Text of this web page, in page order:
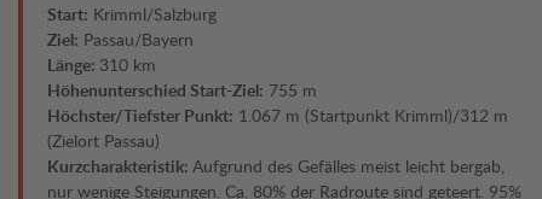
Start: Krimml/Salzburg
Ziel: Passau/Bayern
Länge: 310 km
Höhenunterschied Start-Ziel: 755 m
Höchster/Tiefster Punkt: 1.067 m (Startpunkt Krimml)/312 m
(Zielort Passau)
Kurzcharakteristik: Aufgrund des Gefälles meist leicht bergab,
nur wenige Steigungen. Ca. 80% der Radroute sind geteert. 95%